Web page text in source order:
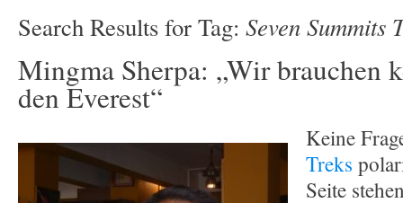
Search Results for Tag: Seven Summits
Mingma Sherpa: „Wir brauchen
den Everest“
Keine
Treks
Seite